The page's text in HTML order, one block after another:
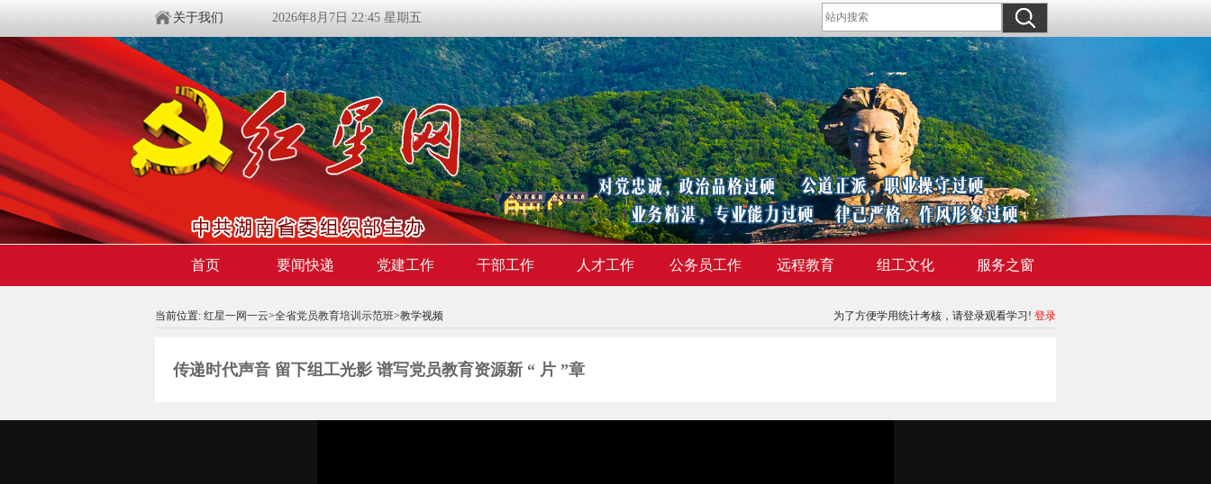
关于我们 2026年8月7日 22:45 星期五
首页 要闻快递 党建工作 干部工作 人才工作 公务员工作 远程教育 组工文化 服务之窗
当前位置: 红星一网一云>全省党员教育培训示范班>教学视频 为了方便学用统计考核，请登录观看学习! 登录
传递时代声音 留下组工光影 谱写党员教育资源新 “ 片 ”章